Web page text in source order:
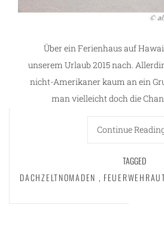
Über ein Ferienhaus auf
unserem Urlaub 2015 nach.
nicht-Amerikaner kaum an ein
man vielleicht doch die
Continue
TAGGED
DACHZELTNOMADEN ,